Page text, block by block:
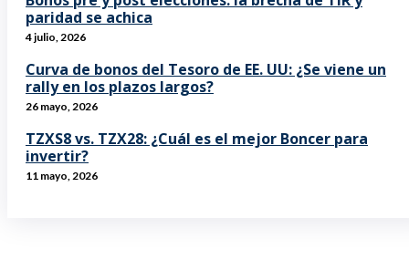
paridad se achica
4 julio, 2026
Curva de bonos del Tesoro de EE. UU: ¿Se viene un
rally en los plazos largos?
26 mayo, 2026
TZXS8 vs. TZX28: ¿Cuál es el mejor Boncer para
invertir?
11 mayo, 2026